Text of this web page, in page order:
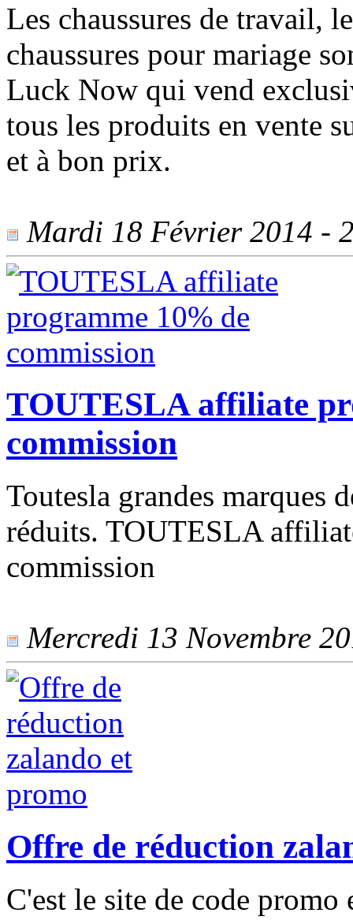
Les chaussures de travail,
chaussures pour mariage
Luck Now qui vend
tous les produits en vente
et à bon prix.
Mardi 18 Février 2014 -
TOUTESLA affiliate
commission
Toutesla grandes marques
réduits. TOUTESLA
commission
Mercredi 13 Novembre
Offre de réduction
C'est le site de code promo